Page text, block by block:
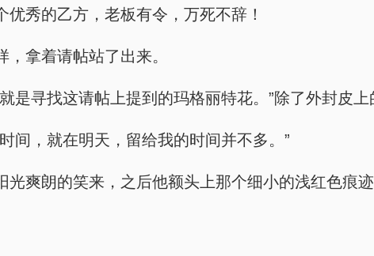
秀的乙方，老板有令，万死不辞！
拿着请帖站了出来。
是寻找这请帖上提到的玛格丽特花。”除了外封皮
间，就在明天，留给我的时间并不多。”
光爽朗的笑来，之后他额头上那个细小的浅红色痕迹